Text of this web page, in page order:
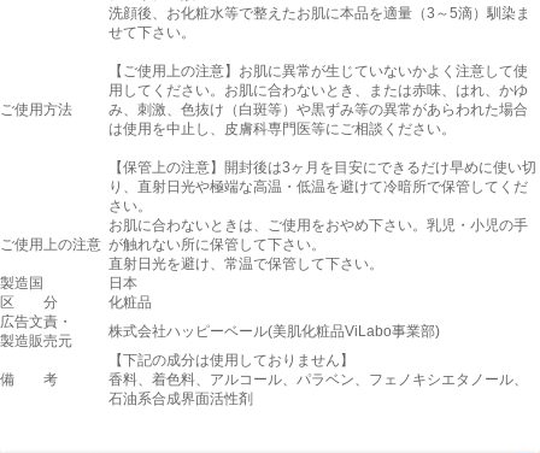
ご使用方法
洗顔後、お化粧水等で整えたお肌に本品を適量（3～5滴）馴染ま
せて下さい。
【ご使用上の注意】お肌に異常が生じていないかよく注意して使
用してください。お肌に合わないとき、または赤味、はれ、かゆ
み、刺激、色抜け（白斑等）や黒ずみ等の異常があらわれた場合
は使用を中止し、皮膚科専門医等にご相談ください。
【保管上の注意】開封後は3ヶ月を目安にできるだけ早めに使い切
り、直射日光や極端な高温・低温を避けて冷暗所で保管してくだ
さい。
ご使用上の注意
お肌に合わないときは、ご使用をおやめ下さい。乳児・小児の手
が触れない所に保管して下さい。
直射日光を避け、常温で保管して下さい。
製造国
日本
区 分
化粧品
広告文責・
製造販売元
株式会社ハッピーベール(美肌化粧品ViLabo事業部)
備 考
【下記の成分は使用しておりません】
香料、着色料、アルコール、パラベン、フェノキシエタノール、
石油系合成界面活性剤